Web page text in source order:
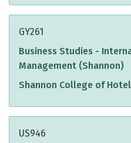
GY261
Business Studies -
Management (Shannon)
Shannon College of
US946